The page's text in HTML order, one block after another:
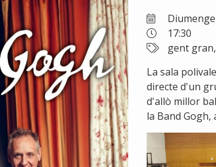
17:30
gent
La sala
directe d'un
d'allò millor
la Band Gogh,